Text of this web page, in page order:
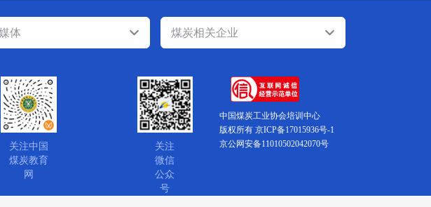
体 煤炭相关企业
关注中国
煤炭教育
网
关注
微信
公众
号
中国煤炭工业协会培训中心
版权所有 京ICP备17015936号-1
京公网安备11010502042070号